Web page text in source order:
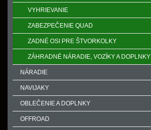
VYHRIEVANIE
ZABEZPEČENIE QUAD
ZADNÉ OSI PRE ŠTVORKOLKY
ZÁHRADNÉ NÁRADIE, VOZÍKY A DOPLNKY
NÁRADIE
NAVIJAKY
OBLEČENIE A DOPLNKY
OFFROAD